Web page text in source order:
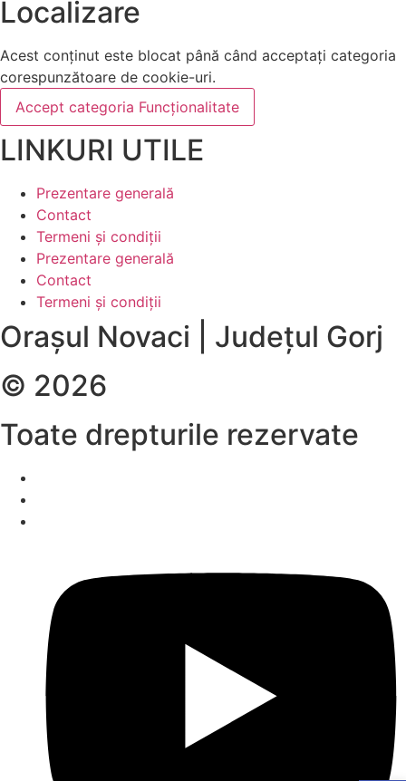
Localizare
Acest conținut este blocat până când acceptați categoria
corespunzătoare de cookie-uri.
Accept categoria Funcționalitate
LINKURI UTILE
Prezentare generală
Contact
Termeni și condiții
Prezentare generală
Contact
Termeni și condiții
Orașul Novaci | Județul Gorj
© 2026
Toate drepturile rezervate